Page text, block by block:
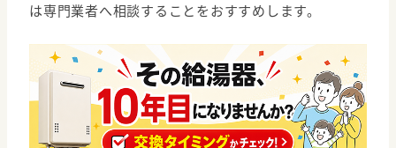
は専門業者へ相談することをおすすめします。